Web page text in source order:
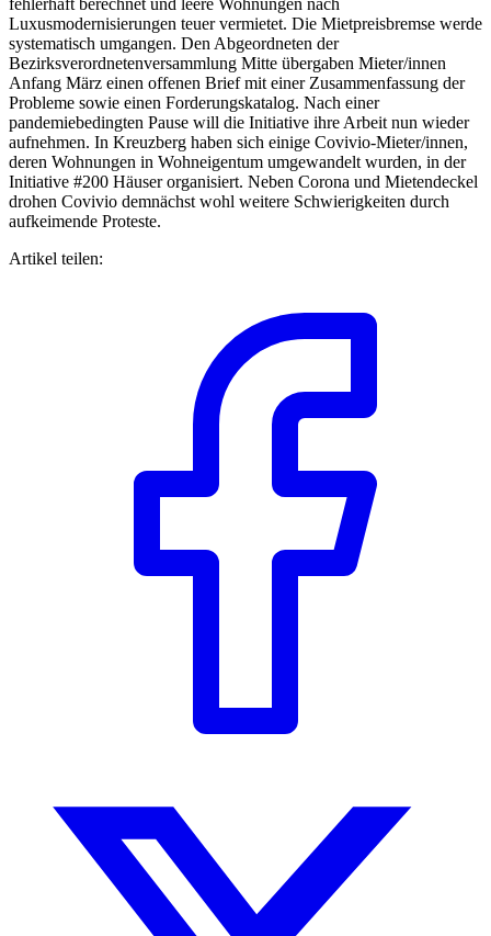
fehlerhaft berechnet und leere Wohnungen nach
Luxusmodernisierungen teuer vermietet. Die Mietpreisbremse werde
systematisch umgangen. Den Abgeordneten der
Bezirksverordnetenversammlung Mitte übergaben Mieter/innen
Anfang März einen offenen Brief mit einer Zusammenfassung der
Probleme sowie einen Forderungskatalog. Nach einer
pandemiebedingten Pause will die Initiative ihre Arbeit nun wieder
aufnehmen. In Kreuzberg haben sich einige Covivio-Mieter/innen,
deren Wohnungen in Wohneigentum umgewandelt wurden, in der
Initiative #200 Häuser organisiert. Neben Corona und Mietendeckel
drohen Covivio demnächst wohl weitere Schwierigkeiten durch
aufkeimende Proteste.
Artikel teilen: